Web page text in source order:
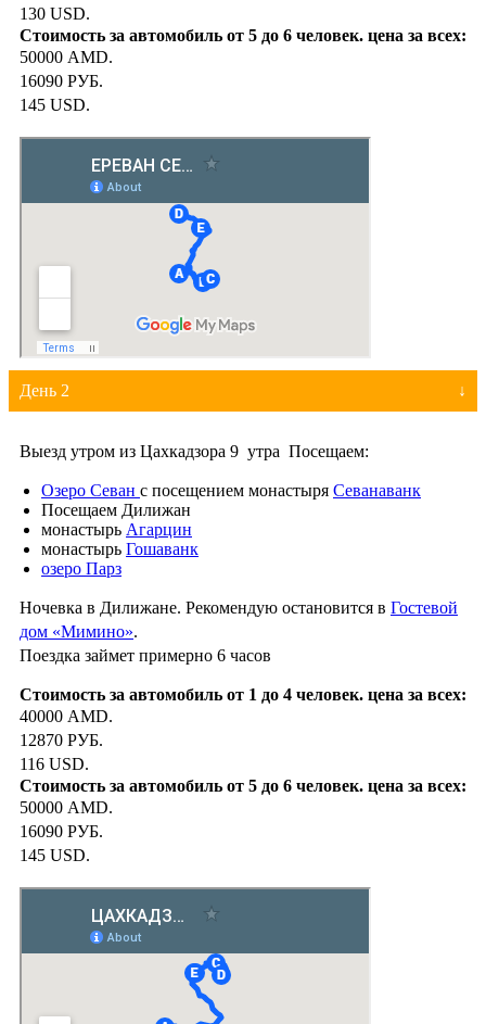
130 USD.
50000 AMD.
16090 РУБ.
145 USD.
День 2
Выезд утром из Цахкадзора 9 утра Посещаем:
Озеро Севан с посещением монастыря Севанаванк
Посещаем Дилижан
монастырь Агарцин
монастырь Гошаванк
озеро Парз
Ночевка в Дилижане. Рекомендую остановится в Гостевой
дом «Мимино».
Поездка займет примерно 6 часов
40000 AMD.
12870 РУБ.
116 USD.
50000 AMD.
16090 РУБ.
145 USD.